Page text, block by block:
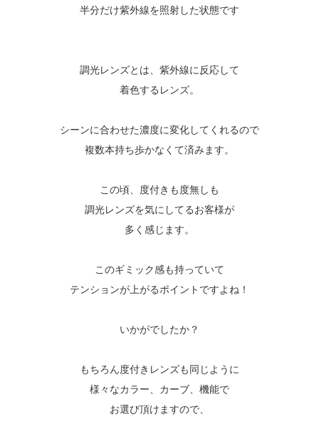
半分だけ紫外線を照射した状態です
調光レンズとは、紫外線に反応して
着色するレンズ。
シーンに合わせた濃度に変化してくれるので
複数本持ち歩かなくて済みます。
この頃、度付きも度無しも
調光レンズを気にしてるお客様が
多く感じます。
このギミック感も持っていて
テンションが上がるポイントですよね！
いかがでしたか？
もちろん度付きレンズも同じように
様々なカラー、カーブ、機能で
お選び頂けますので、